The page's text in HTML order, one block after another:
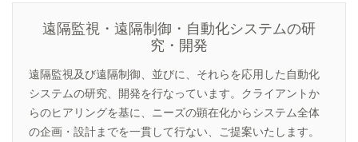
遠隔監視・遠隔制御・自動化システムの研
究・開発
遠隔監視及び遠隔制御、並びに、それらを応用した自動化
システムの研究、開発を行なっています。クライアントか
らのヒアリングを基に、ニーズの顕在化からシステム全体
の企画・設計までを一貫して行ない、ご提案いたします。